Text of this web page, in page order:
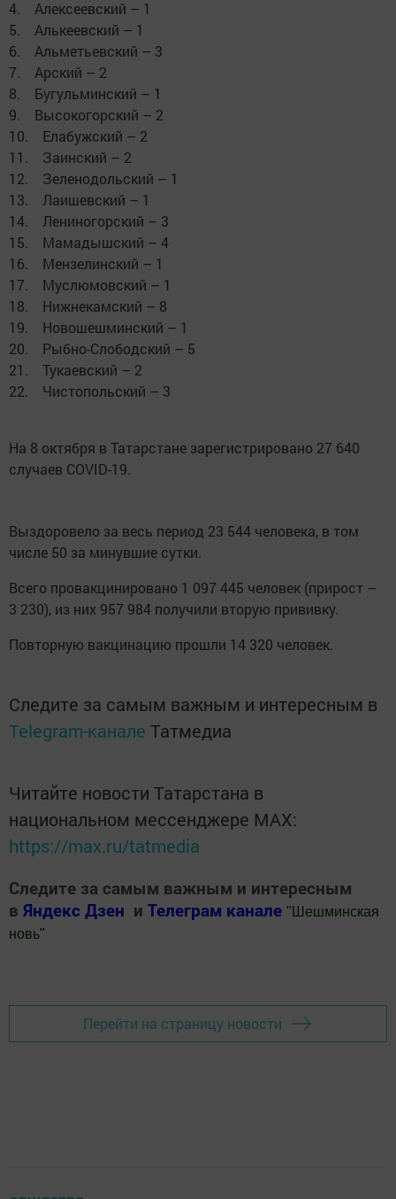
4. Алексеевский – 1
5. Алькеевский – 1
6. Альметьевский – 3
7. Арский – 2
8. Бугульминский – 1
9. Высокогорский – 2
10. Елабужский – 2
11. Заинский – 2
12. Зеленодольский – 1
13. Лаишевский – 1
14. Лениногорский – 3
15. Мамадышский – 4
16. Мензелинский – 1
17. Муслюмовский – 1
18. Нижнекамский – 8
19. Новошешминский – 1
20. Рыбно-Слободский – 5
21. Тукаевский – 2
22. Чистопольский – 3
На 8 октября в Татарстане зарегистрировано 27 640
случаев COVID-19.
Выздоровело за весь период 23 544 человека, в том
числе 50 за минувшие сутки.
Всего провакцинировано 1 097 445 человек (прирост –
3 230), из них 957 984 получили вторую прививку.
Повторную вакцинацию прошли 14 320 человек.
Следите за самым важным и интересным в
Telegram-канале Татмедиа
Читайте новости Татарстана в
национальном мессенджере MАХ:
https://max.ru/tatmedia
Следите за самым важным и интересным
в Яндекс Дзен и Телеграм канале " Шешминская
новь"
Перейти на страницу новости